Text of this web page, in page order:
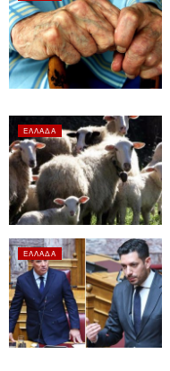
ΕΛΛΆΔΑ
ΕΛΛΆΔΑ